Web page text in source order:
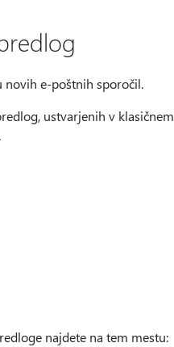
novih e-poštnih sporočil.
ustvarjenih v klasičnem
najdete na tem mestu: